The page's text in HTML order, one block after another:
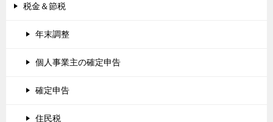
税金＆節税
年末調整
個人事業主の確定申告
確定申告
住民税